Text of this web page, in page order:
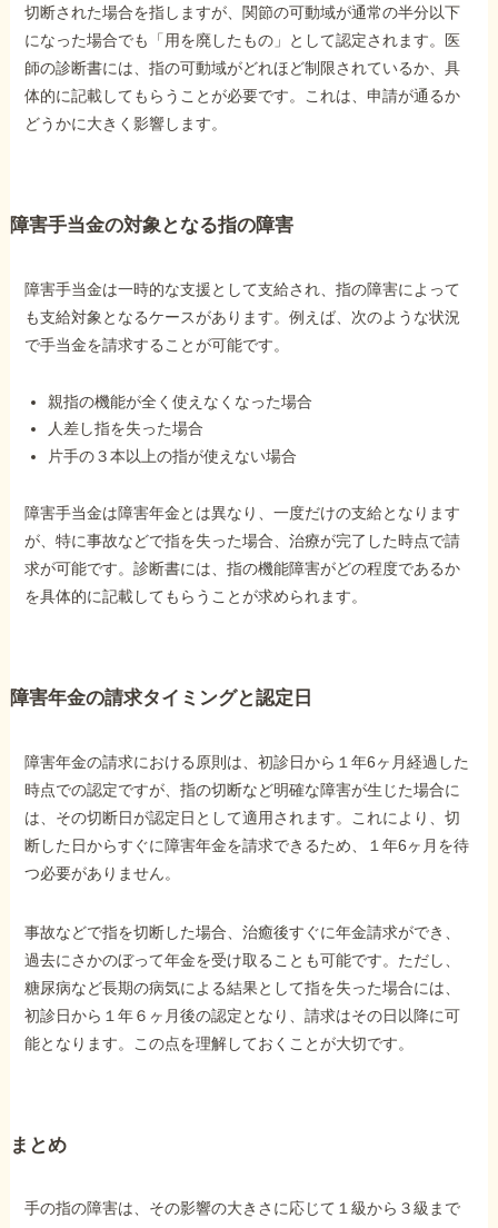
切断された場合を指しますが、関節の可動域が通常の半分以下
になった場合でも「用を廃したもの」として認定されます。医
師の診断書には、指の可動域がどれほど制限されているか、具
体的に記載してもらうことが必要です。これは、申請が通るか
どうかに大きく影響します。
障害手当金の対象となる指の障害
障害手当金は一時的な支援として支給され、指の障害によって
も支給対象となるケースがあります。例えば、次のような状況
で手当金を請求することが可能です。
親指の機能が全く使えなくなった場合
人差し指を失った場合
片手の３本以上の指が使えない場合
障害手当金は障害年金とは異なり、一度だけの支給となります
が、特に事故などで指を失った場合、治療が完了した時点で請
求が可能です。診断書には、指の機能障害がどの程度であるか
を具体的に記載してもらうことが求められます。
障害年金の請求タイミングと認定日
障害年金の請求における原則は、初診日から１年6ヶ月経過した
時点での認定ですが、指の切断など明確な障害が生じた場合に
は、その切断日が認定日として適用されます。これにより、切
断した日からすぐに障害年金を請求できるため、１年6ヶ月を待
つ必要がありません。
事故などで指を切断した場合、治癒後すぐに年金請求ができ、
過去にさかのぼって年金を受け取ることも可能です。ただし、
糖尿病など長期の病気による結果として指を失った場合には、
初診日から１年６ヶ月後の認定となり、請求はその日以降に可
能となります。この点を理解しておくことが大切です。
まとめ
手の指の障害は、その影響の大きさに応じて１級から３級まで